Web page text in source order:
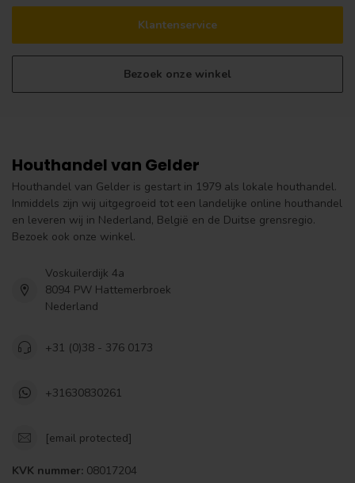
Klantenservice
Bezoek onze winkel
Houthandel van Gelder
Houthandel van Gelder is gestart in 1979 als lokale houthandel.
Inmiddels zijn wij uitgegroeid tot een landelijke online houthandel
en leveren wij in Nederland, België en de Duitse grensregio.
Bezoek ook onze winkel.
Voskuilerdijk 4a
8094 PW Hattemerbroek
Nederland
+31 (0)38 - 376 0173
+31630830261
[email protected]
KVK nummer: 08017204